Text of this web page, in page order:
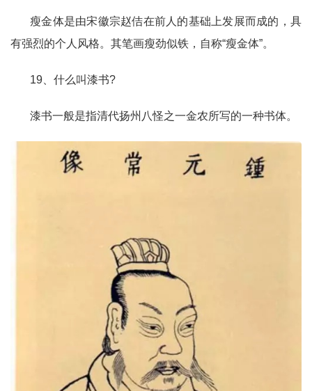
瘦金体是由宋徽宗赵佶在前人的基础上发展而成的，具
有强烈的个人风格。其笔画瘦劲似铁，自称“瘦金体”。
19、什么叫漆书?
漆书一般是指清代扬州八怪之一金农所写的一种书体。